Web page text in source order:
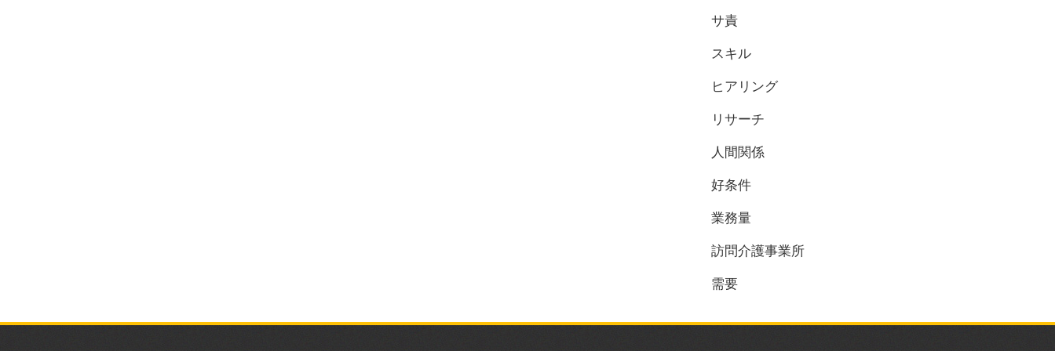
サ責
スキル
ヒアリング
リサーチ
人間関係
好条件
業務量
訪問介護事業所
需要